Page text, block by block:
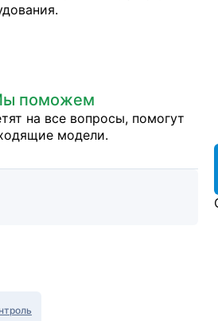
поможем
на все вопросы, помогут
модели.